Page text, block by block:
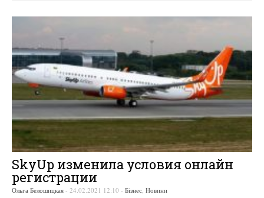
SkyUp изменила условия онлайн
регистрации
Ольга Белошицкая - 24.02.2021 12:10 - Бізнес, Новини